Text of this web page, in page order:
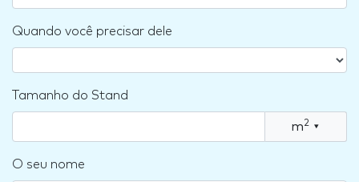
Quando você precisar dele
Tamanho do Stand
m2 ▾
O seu nome